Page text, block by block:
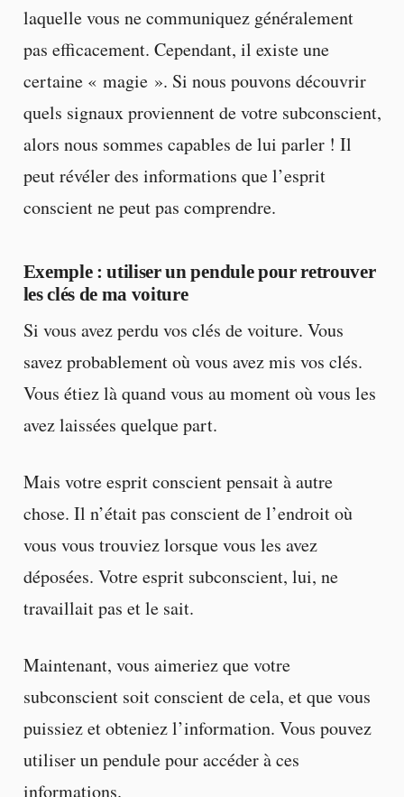
laquelle vous ne communiquez généralement
pas efficacement. Cependant, il existe une
certaine « magie ». Si nous pouvons découvrir
quels signaux proviennent de votre subconscient,
alors nous sommes capables de lui parler ! Il
peut révéler des informations que l’esprit
conscient ne peut pas comprendre.
Exemple : utiliser un pendule pour retrouver
les clés de ma voiture
Si vous avez perdu vos clés de voiture. Vous
savez probablement où vous avez mis vos clés.
Vous étiez là quand vous au moment où vous les
avez laissées quelque part.
Mais votre esprit conscient pensait à autre
chose. Il n’était pas conscient de l’endroit où
vous vous trouviez lorsque vous les avez
déposées. Votre esprit subconscient, lui, ne
travaillait pas et le sait.
Maintenant, vous aimeriez que votre
subconscient soit conscient de cela, et que vous
puissiez et obteniez l’information. Vous pouvez
utiliser un pendule pour accéder à ces
informations.